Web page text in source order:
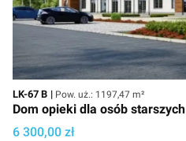
Kod
LK-67 B Powierzchnia użytkowa
Pow. uż.: 1197,47 m²
Dom opieki dla osób starszych
Cena projektu
6 300,00 zł